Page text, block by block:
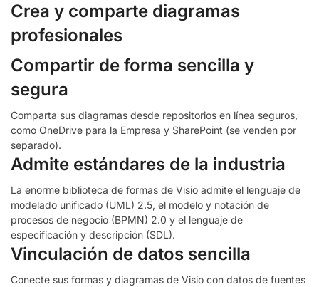
Crea y comparte diagramas
profesionales
Compartir de forma sencilla y
segura
Comparta sus diagramas desde repositorios en línea seguros,
como OneDrive para la Empresa y SharePoint (se venden por
separado).
Admite estándares de la industria
La enorme biblioteca de formas de Visio admite el lenguaje de
modelado unificado (UML) 2.5, el modelo y notación de
procesos de negocio (BPMN) 2.0 y el lenguaje de
especificación y descripción (SDL).
Vinculación de datos sencilla
Conecte sus formas y diagramas de Visio con datos de fuentes